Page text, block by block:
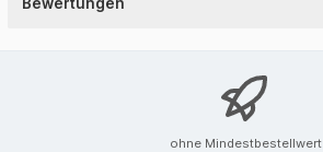
ohne Mindestbestellwert